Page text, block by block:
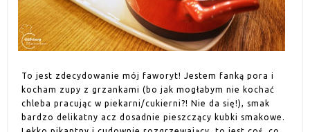
To jest zdecydowanie mój faworyt! Jestem fanką pora i
kocham zupy z grzankami (bo jak mogłabym nie kochać
chleba pracując w piekarni/cukierni?! Nie da się!), smak
bardzo delikatny acz dosadnie pieszczący kubki smakowe.